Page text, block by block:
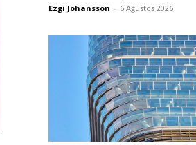
Ezgi Johansson - 6 Ağustos 2026